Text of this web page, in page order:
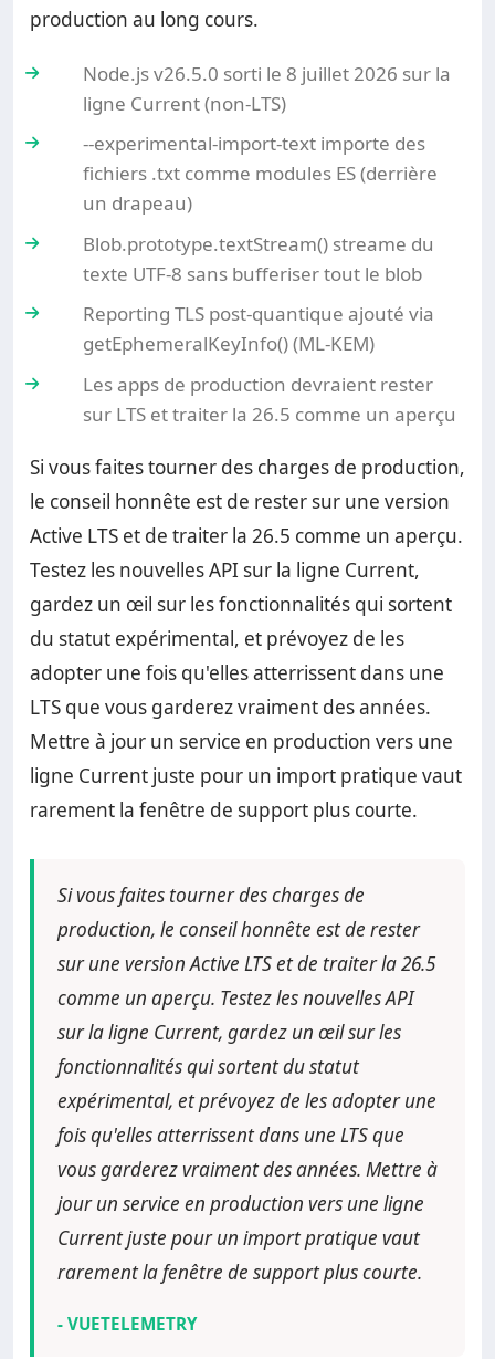
production au long cours.
Node.js v26.5.0 sorti le 8 juillet 2026 sur la
ligne Current (non-LTS)
--experimental-import-text importe des
fichiers .txt comme modules ES (derrière
un drapeau)
Blob.prototype.textStream() streame du
texte UTF-8 sans bufferiser tout le blob
Reporting TLS post-quantique ajouté via
getEphemeralKeyInfo() (ML-KEM)
Les apps de production devraient rester
sur LTS et traiter la 26.5 comme un aperçu
Si vous faites tourner des charges de production,
le conseil honnête est de rester sur une version
Active LTS et de traiter la 26.5 comme un aperçu.
Testez les nouvelles API sur la ligne Current,
gardez un œil sur les fonctionnalités qui sortent
du statut expérimental, et prévoyez de les
adopter une fois qu'elles atterrissent dans une
LTS que vous garderez vraiment des années.
Mettre à jour un service en production vers une
ligne Current juste pour un import pratique vaut
rarement la fenêtre de support plus courte.
Si vous faites tourner des charges de
production, le conseil honnête est de rester
sur une version Active LTS et de traiter la 26.5
comme un aperçu. Testez les nouvelles API
sur la ligne Current, gardez un œil sur les
fonctionnalités qui sortent du statut
expérimental, et prévoyez de les adopter une
fois qu'elles atterrissent dans une LTS que
vous garderez vraiment des années. Mettre à
jour un service en production vers une ligne
Current juste pour un import pratique vaut
rarement la fenêtre de support plus courte.
- VUETELEMETRY